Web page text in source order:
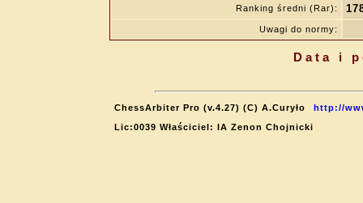
Ranking średni (Rar):
Uwagi do normy:
Data i
ChessArbiter Pro (v.4.27) (C) A.Curyło
http://
Lic:0039 Właściciel: IA Zenon Chojnicki